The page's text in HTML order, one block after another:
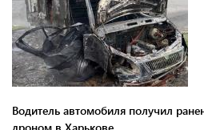
Водитель автомобиля получил